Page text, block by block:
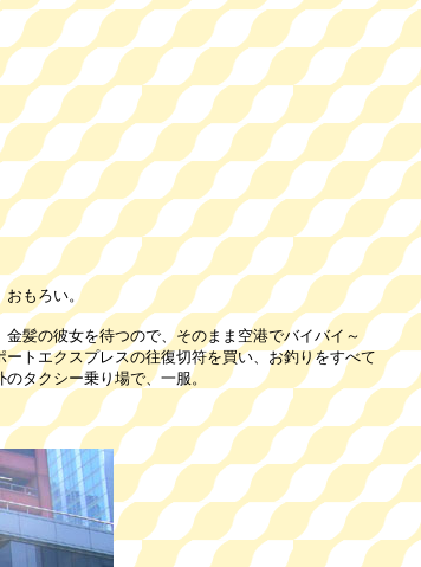
もろい。
髪の彼女を待つので、そのまま空港でバイバイ～
クスプレスの往復切符を買い、お釣りをすべて
シー乗り場で、一服。